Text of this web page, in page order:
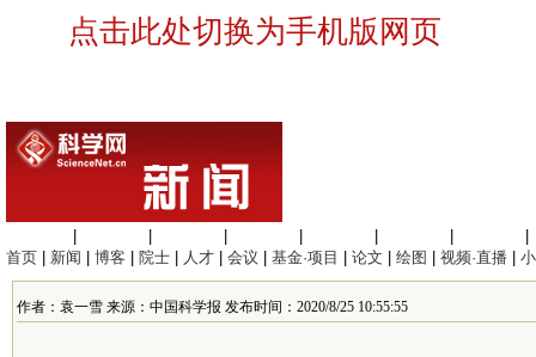
点击此处切换为手机版网页
首页
新闻 博客 院士 人才 会议 基金·项目 论文 绘图 视频·直播
作者：袁一雪 来源：中国科学报 发布时间：2020/8/25 10:55:55